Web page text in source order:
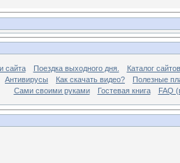
сайта Поездка выходного дня.
Каталог сайтов
Антивирусы Как скачать видео?
Полезные
Сами своими руками
Гостевая книга FAQ